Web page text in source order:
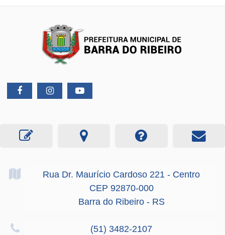
Rua Dr. Maurício Cardoso 221 - Centro
CEP 92870-000
Barra do Ribeiro - RS
(51) 3482-2107